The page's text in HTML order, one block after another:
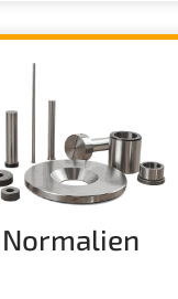
Normalien